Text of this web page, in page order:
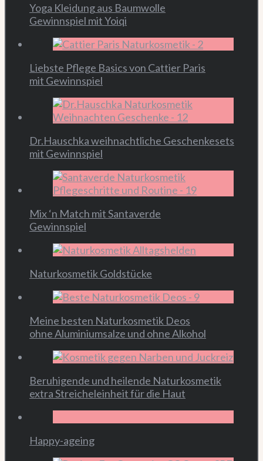
Yoga Kleidung aus Baumwolle
Gewinnspiel mit Yoiqi
Liebste Pflege Basics von Cattier Paris
mit Gewinnspiel
Dr.Hauschka weihnachtliche Geschenkesets
mit Gewinnspiel
Mix ‘n Match mit Santaverde
Gewinnspiel
Naturkosmetik Goldstücke
Meine besten Naturkosmetik Deos
ohne Aluminiumsalze und ohne Alkohol
Beruhigende und heilende Naturkosmetik
extra Streicheleinheit für die Haut
Happy-ageing